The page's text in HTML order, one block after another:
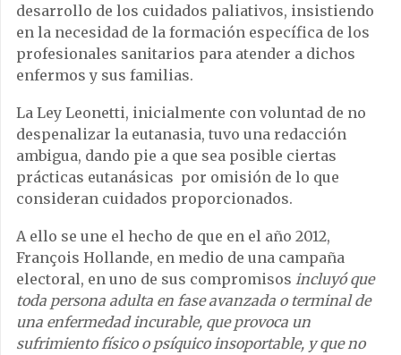
desarrollo de los cuidados paliativos, insistiendo
en la necesidad de la formación específica de los
profesionales sanitarios para atender a dichos
enfermos y sus familias.
La Ley Leonetti, inicialmente con voluntad de no
despenalizar la eutanasia, tuvo una redacción
ambigua, dando pie a que sea posible ciertas
prácticas eutanásicas por omisión de lo que
consideran cuidados proporcionados.
A ello se une el hecho de que en el año 2012,
François Hollande, en medio de una campaña
electoral, en uno de sus compromisos incluyó que
toda persona adulta en fase avanzada o terminal de
una enfermedad incurable, que provoca un
sufrimiento físico o psíquico insoportable, y que no